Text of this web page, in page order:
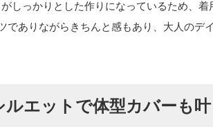
しっかりとした作りになっているため、
でありながらきちんと感もあり、大人のデ
ルエットで体型カバーも